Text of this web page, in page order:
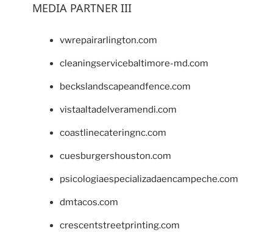
MEDIA PARTNER III
vwrepairarlington.com
cleaningservicebaltimore-md.com
beckslandscapeandfence.com
vistaaltadelveramendi.com
coastlinecateringnc.com
cuesburgershouston.com
psicologiaespecializadaencampeche.com
dmtacos.com
crescentstreetprinting.com